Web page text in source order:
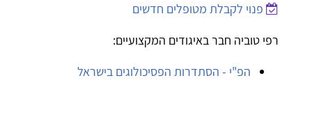
פנוי לקבלת מטופלים חדשים
רפי טוביה חבר באיגודים המקצועיים:
הפ"י - הסתדרות הפסיכולוגים בישראל